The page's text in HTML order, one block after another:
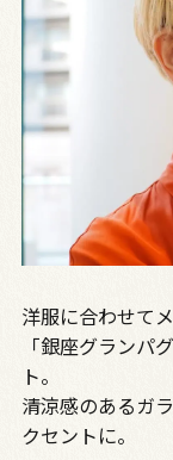
洋服に合わせて
「銀座グランパ
ト。
清涼感のあるガ
クセントに。